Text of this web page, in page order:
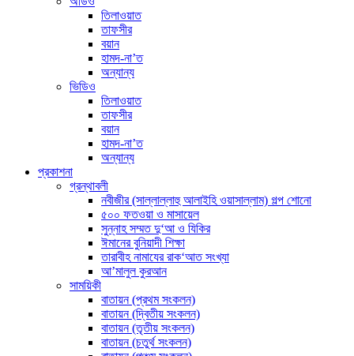
তিলাওয়াত
তাফসীর
বয়ান
হামদ-না’ত
অন্যান্য
ভিডিও
তিলাওয়াত
তাফসীর
বয়ান
হামদ-না’ত
অন্যান্য
প্রকাশনা
গ্রন্থাবলী
নবীজীর (সাল্লাল্লাহু আলাইহি ওয়াসাল্লাম) গল্প শোনো
৫০০ ফতওয়া ও মাসায়েল
সুন্নাহ সম্মত দু‘আ ও যিকির
ঈমানের বুনিয়াদী শিক্ষা
তারাবীহ নামাযের রাক‘আত সংখ্যা
আ’মালুল কুরআন
সাময়িকী
বাতায়ন (প্রথম সংকলন)
বাতায়ন (দ্বিতীয় সংকলন)
বাতায়ন (তৃতীয় সংকলন)
বাতায়ন (চতুর্থ সংকলন)